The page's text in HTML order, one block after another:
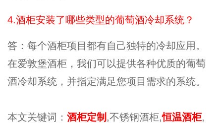
4.酒柜安装了哪些类型的葡萄酒冷却系统？
答：每个酒柜项目都有自己独特的冷却应用。
在爱敦堡酒柜，我们可以提供各种优质的葡萄
酒冷却系统，并指定满足您项目需求的系统。
本文关键词：酒柜定制 ,不锈钢酒柜,恒温酒柜,